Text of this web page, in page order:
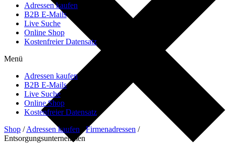
Adressen kaufen
B2B E-Mails
Live Suche
Online Shop
Kostenfreier Datensatz
Menü
Adressen kaufen
B2B E-Mails
Live Suche
Online Shop
Kostenfreier Datensatz
Shop /Adressen kaufen /Firmenadressen /
Entsorgungsunternehmen